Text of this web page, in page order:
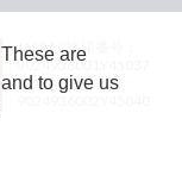
JASRAC許諾番号：
9024936001Y45037
JASRAC許諾番号：
are
to give us